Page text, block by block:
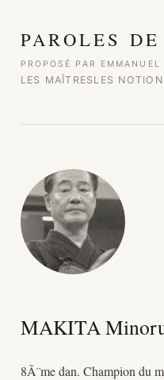
PAROLES
PROPOSÉ PAR
LES MAÎTRES LES
MAKITA
8Ã¨me dan. Champion du